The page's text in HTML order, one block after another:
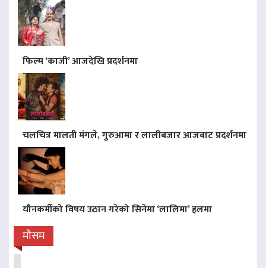
फिल्म ‘काजी’ आजदेखि प्रदर्शनमा
चलचित्र मालती मंगले, गुरुआमा र लालीबजार आजबाट प्रदर्शनमा
यौनकर्मीको विषय उठान गरेको सिनेमा ‘लालिमा’ हलमा
मौसम